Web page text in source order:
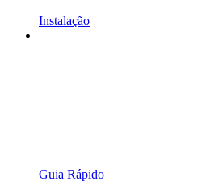
Instalação
Guia Rápido